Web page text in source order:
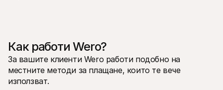
Как работи Wero?
За вашите клиенти Wero работи подобно на
местните методи за плащане, които те вече
използват.